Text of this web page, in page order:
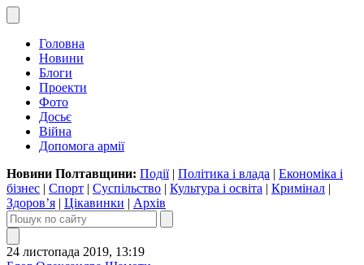
Головна
Новини
Блоги
Проекти
Фото
Досьє
Війна
Допомога армії
Новини Полтавщини: Події| Політика і влада | Економіка і
бізнес | Спорт | Суспільство | Культура і освіта | Кримінал |
Здоров’я | Цікавинки | Архів
24 листопада 2019, 13:19